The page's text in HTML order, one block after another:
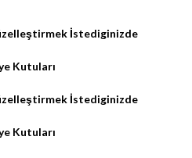
İstediginizde
Kutuları
İstediginizde
Kutuları